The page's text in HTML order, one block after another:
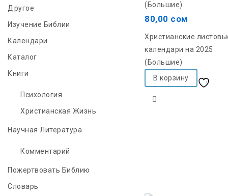
of
5
(Большие)
80,00 сом
Христианские
календари на 2025
(Большие)
В корзину
Другое
Изучение Библии
Календари
Каталог
Книги
Психология
Христианская Жизнь
Научная Литература
Комментарий
Пожертвовать Библию
Словарь